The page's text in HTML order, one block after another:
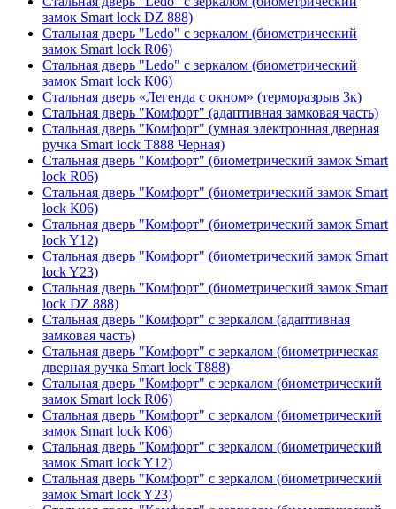
замок Smart lock DZ 888)
Стальная дверь "Ledo" с зеркалом (биометрический
замок Smart lock R06)
Стальная дверь "Ledo" с зеркалом (биометрический
замок Smart lock К06)
Стальная дверь «Легенда с окном» (терморазрыв 3к)
Стальная дверь "Комфорт" (адаптивная замковая часть)
Стальная дверь "Комфорт" (умная электронная дверная
ручка Smart lock T888 Черная)
Стальная дверь "Комфорт" (биометрический замок Smart
lock R06)
Стальная дверь "Комфорт" (биометрический замок Smart
lock К06)
Стальная дверь "Комфорт" (биометрический замок Smart
lock Y12)
Стальная дверь "Комфорт" (биометрический замок Smart
lock Y23)
Стальная дверь "Комфорт" (биометрический замок Smart
lock DZ 888)
Стальная дверь "Комфорт" с зеркалом (адаптивная
замковая часть)
Стальная дверь "Комфорт" с зеркалом (биометрическая
дверная ручка Smart lock T888)
Стальная дверь "Комфорт" с зеркалом (биометрический
замок Smart lock R06)
Стальная дверь "Комфорт" с зеркалом (биометрический
замок Smart lock К06)
Стальная дверь "Комфорт" с зеркалом (биометрический
замок Smart lock Y12)
Стальная дверь "Комфорт" с зеркалом (биометрический
замок Smart lock Y23)